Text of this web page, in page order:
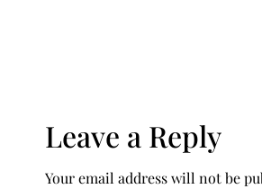
Leave a Reply
Your email address will not be